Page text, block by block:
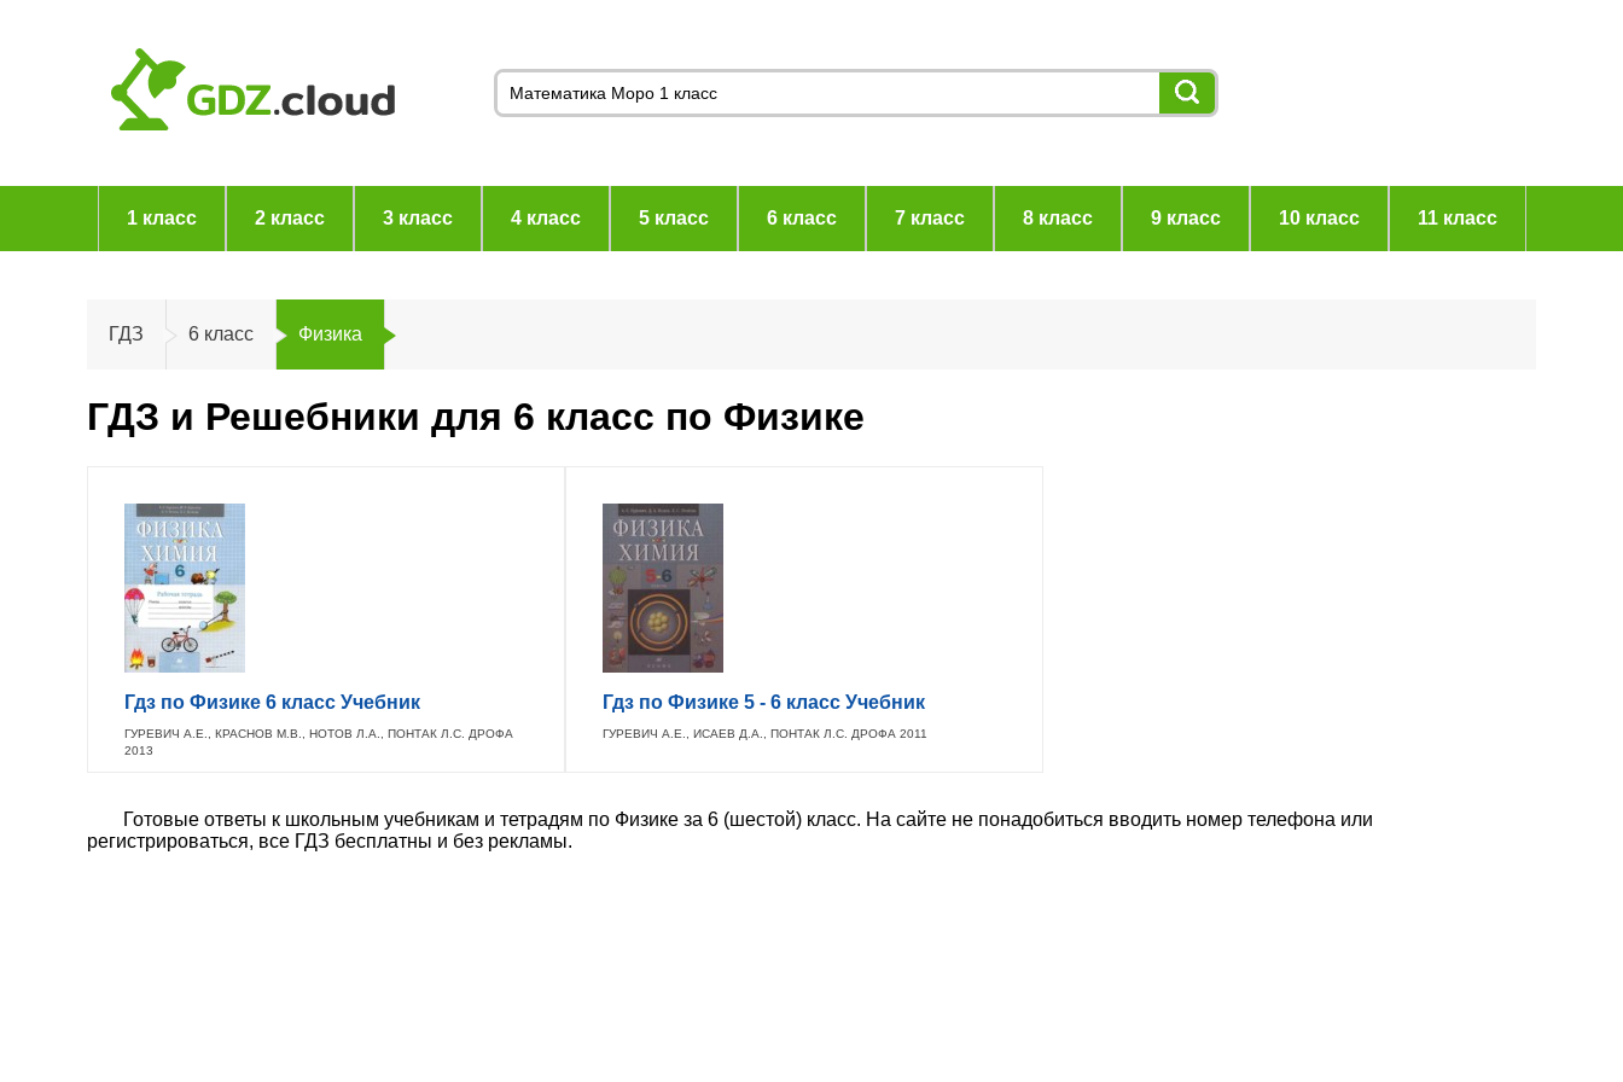
1 класс 2 класс 3 класс 4 класс 5 класс 6 класс 7 класс 8 класс 9 класс 10 класс 11 класс
ГДЗ 6 класс Физика
ГДЗ и Решебники для 6 класс по Физике
Гдз по Физике 6 класс Учебник
ГУРЕВИЧ А.Е., КРАСНОВ М.В., НОТОВ Л.А., ПОНТАК Л.С. ДРОФА
2013
Гдз по Физике 5 - 6 класс Учебник
ГУРЕВИЧ А.Е., ИСАЕВ Д.А., ПОНТАК Л.С. ДРОФА 2011
Готовые ответы к школьным учебникам и тетрадям по Физике за 6 (шестой) класс. На сайте не понадобиться вводить номер телефона или
регистрироваться, все ГДЗ бесплатны и без рекламы.